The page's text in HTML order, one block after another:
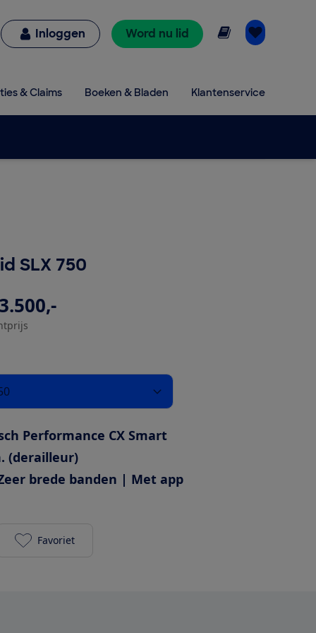
Inloggen Word nu lid Online lezen
& Claims Boeken & Bladen Klantenservice
SLX 750
Performance CX Smart
(derailleur)
brede banden | Met app
Cube Kathmandu Hybrid SLX 750 toevoegen aan
Favoriet